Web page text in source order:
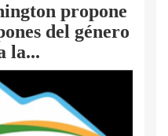
propone
del género
la...